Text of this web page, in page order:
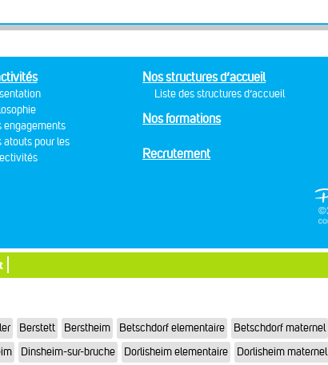
engagements
atouts pour les
Nos structures d’accueil
Liste des structures d’accueil
Nos formations
Recrutement
Berstett Berstheim Betschdorf elementaire Betschdorf maternel
Dinsheim-sur-bruche Dorlisheim elementaire Dorlisheim maternel